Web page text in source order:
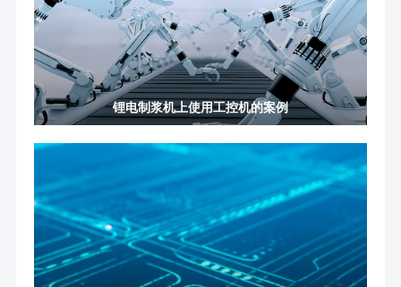
锂电制浆机上使用工控机的案例